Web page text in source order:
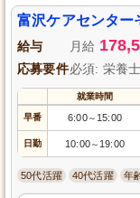
富沢ケアセンター
給与 月給
応募要件必須: 栄養士
就業時間
早番 6:00～ 15:00
日勤 10:00～ 19:00
50代活躍 40代活躍 年